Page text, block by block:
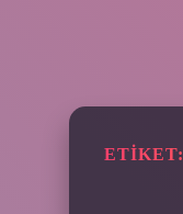
ETIKET: